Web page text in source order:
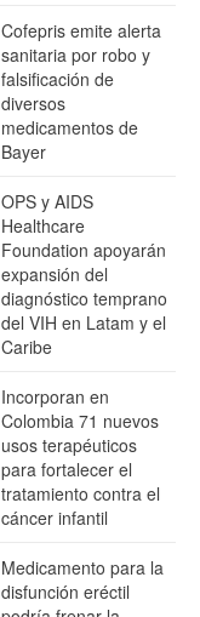
Cofepris emite alerta
sanitaria por robo y
falsificación de
diversos
medicamentos de
Bayer
OPS y AIDS
Healthcare
Foundation apoyarán
expansión del
diagnóstico temprano
del VIH en Latam y el
Caribe
Incorporan en
Colombia 71 nuevos
usos terapéuticos
para fortalecer el
tratamiento contra el
cáncer infantil
Medicamento para la
disfunción eréctil